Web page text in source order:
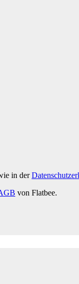
in der
von Flatbee.